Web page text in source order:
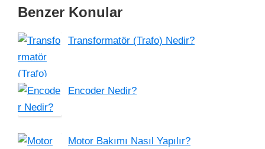
Benzer Konular
Transformatör (Trafo) Nedir?
Encoder Nedir?
Motor Bakımı Nasıl Yapılır?